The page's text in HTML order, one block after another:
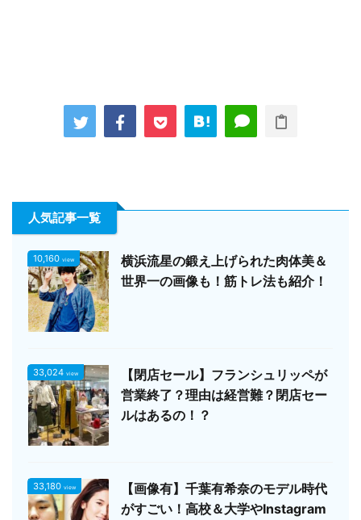
人気記事一覧
10,160 view
横浜流星の鍛え上げられた肉体美＆
世界一の画像も！筋トレ法も紹介！
33,024 view
【閉店セール】フランシュリッペが
営業終了？理由は経営難？閉店セー
ルはあるの！？
33,180 view
【画像有】千葉有希奈のモデル時代
がすごい！高校＆大学やInstagram